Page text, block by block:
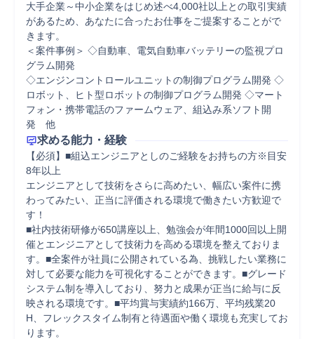
大手企業～中小企業をはじめ述べ4,000社以上との取引実績
があるため、あなたに合ったお仕事をご提案することがで
きます。
＜案件事例＞ ◇自動車、電気自動車バッテリーの監視プロ
グラム開発
◇エンジンコントロールユニットの制御プログラム開発 ◇
ロボット、ヒト型ロボットの制御プログラム開発 ◇マート
フォン・携帯電話のファームウェア、組込み系ソフト開
発　他
求める能力・経験
【必須】■組込エンジニアとしのご経験をお持ちの方※目安
8年以上
エンジニアとして技術をさらに高めたい、幅広い案件に携
わってみたい、正当に評価される環境で働きたい方歓迎で
す！
■社内技術研修が650講座以上、勉強会が年間1000回以上開
催とエンジニアとして技術力を高める環境を整えておりま
す。■全案件が社員に公開されている為、挑戦したい業務に
対して必要な能力を可視化することができます。■グレード
システム制を導入しており、努力と成果が正当に給与に反
映される環境です。■平均賞与実績約166万、平均残業20
H、フレックスタイム制有と待遇面や働く環境も充実してお
ります。